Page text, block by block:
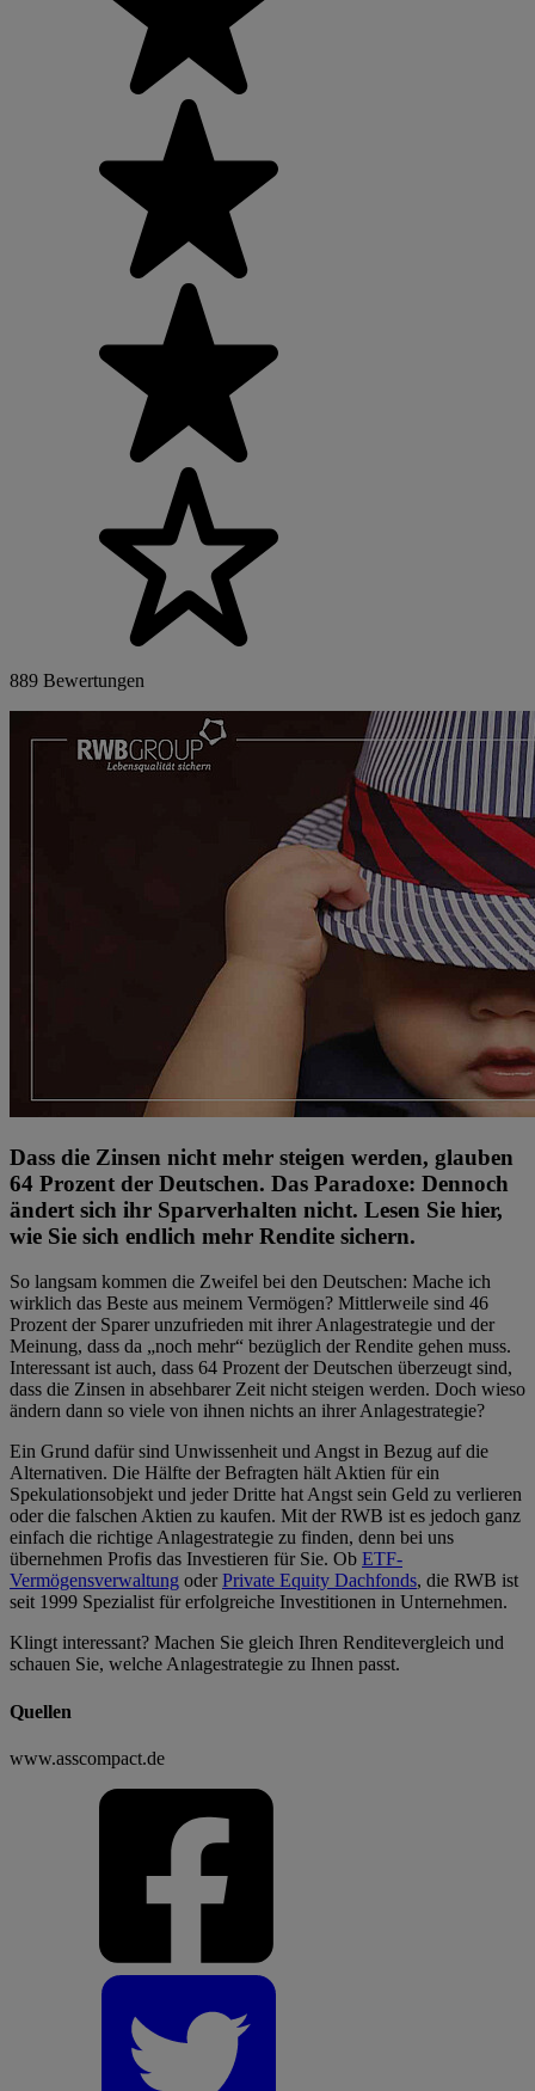
889 Bewertungen
Dass die Zinsen nicht mehr steigen werden, glauben
64 Prozent der Deutschen. Das Paradoxe: Dennoch
ändert sich ihr Sparverhalten nicht. Lesen Sie hier,
wie Sie sich endlich mehr Rendite sichern.
So langsam kommen die Zweifel bei den Deutschen: Mache ich
wirklich das Beste aus meinem Vermögen? Mittlerweile sind 46
Prozent der Sparer unzufrieden mit ihrer Anlagestrategie und der
Meinung, dass da „noch mehr“ bezüglich der Rendite gehen muss.
Interessant ist auch, dass 64 Prozent der Deutschen überzeugt sind,
dass die Zinsen in absehbarer Zeit nicht steigen werden. Doch wieso
ändern dann so viele von ihnen nichts an ihrer Anlagestrategie?
Ein Grund dafür sind Unwissenheit und Angst in Bezug auf die
Alternativen. Die Hälfte der Befragten hält Aktien für ein
Spekulationsobjekt und jeder Dritte hat Angst sein Geld zu verlieren
oder die falschen Aktien zu kaufen. Mit der RWB ist es jedoch ganz
einfach die richtige Anlagestrategie zu finden, denn bei uns
übernehmen Profis das Investieren für Sie. Ob ETF-
Vermögensverwaltung oderPrivate Equity Dachfonds, die RWB ist
seit 1999 Spezialist für erfolgreiche Investitionen in Unternehmen.
Klingt interessant? Machen Sie gleich Ihren Renditevergleich und
schauen Sie, welche Anlagestrategie zu Ihnen passt.
Quellen
www.asscompact.de